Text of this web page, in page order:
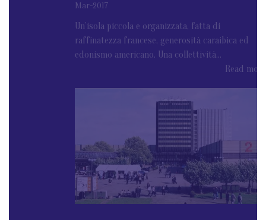
Un’isola piccola e organizzata, fatta di
raffinatezza francese, generosità caraibica ed
edonismo americano. Una collettività...
Read more